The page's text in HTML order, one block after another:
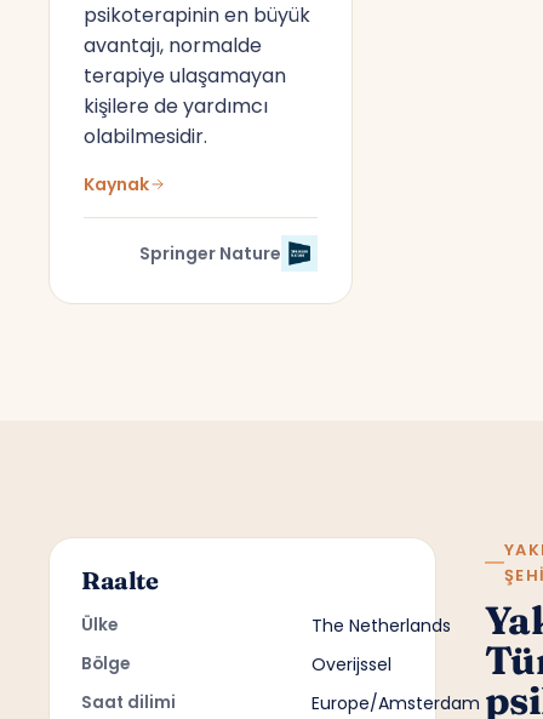
psikoterapinin en büyük
avantajı, normalde
terapiye ulaşamayan
kişilere de yardımcı
olabilmesidir.
Kaynak
Springer Nature
Raalte
Ülke The Netherlands
Bölge Overijssel
Saat dilimi Europe/Amsterdam